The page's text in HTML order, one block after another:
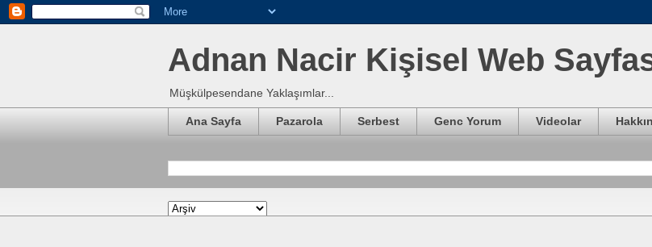
Adnan Nacir Kişisel Web
Müşkülpesendane Yaklaşımlar...
Ana Sayfa Pazarola Serbest Genc Yorum Videolar